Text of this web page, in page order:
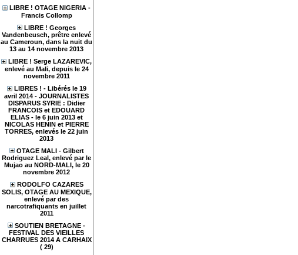
LIBRE ! OTAGE NIGERIA -
Francis Collomp
LIBRE ! Georges
Vandenbeusch, prêtre enlevé
au Cameroun, dans la nuit du
13 au 14 novembre 2013
LIBRE ! Serge LAZAREVIC,
enlevé au Mali, depuis le 24
novembre 2011
LIBRES ! - Libérés le 19
avril 2014 - JOURNALISTES
DISPARUS SYRIE : Didier
FRANCOIS et EDOUARD
ELIAS - le 6 juin 2013 et
NICOLAS HENIN et PIERRE
TORRES, enlevés le 22 juin
2013
OTAGE MALI - Gilbert
Rodriguez Leal, enlevé par le
Mujao au NORD-MALI, le 20
novembre 2012
RODOLFO CAZARES
SOLIS, OTAGE AU MEXIQUE,
enlevé par des
narcotrafiquants en juillet
2011
SOUTIEN BRETAGNE -
FESTIVAL DES VIEILLES
CHARRUES 2014 A CARHAIX
( 29)